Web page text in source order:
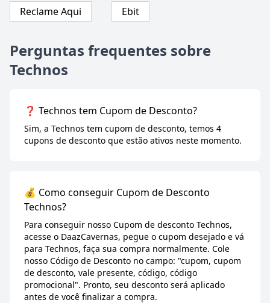
Reclame Aqui Ebit
Perguntas frequentes sobre
Technos
❓ Technos tem Cupom de Desconto?
Sim, a Technos tem cupom de desconto, temos 4
cupons de desconto que estão ativos neste momento.
💰 Como conseguir Cupom de Desconto
Technos?
Para conseguir nosso Cupom de desconto Technos,
acesse o DaazCavernas, pegue o cupom desejado e vá
para Technos, faça sua compra normalmente. Cole
nosso Código de Desconto no campo: "cupom, cupom
de desconto, vale presente, código, código
promocional". Pronto, seu desconto será aplicado
antes de você finalizar a compra.